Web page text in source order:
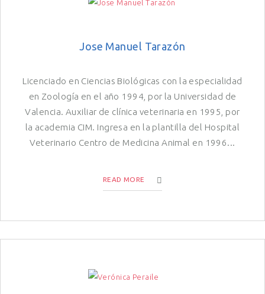
Jose Manuel Tarazón
Licenciado en Ciencias Biológicas con la especialidad
en Zoología en el año 1994, por la Universidad de
Valencia. Auxiliar de clínica veterinaria en 1995, por
la academia CIM. Ingresa en la plantilla del Hospital
Veterinario Centro de Medicina Animal en 1996...
READ MORE